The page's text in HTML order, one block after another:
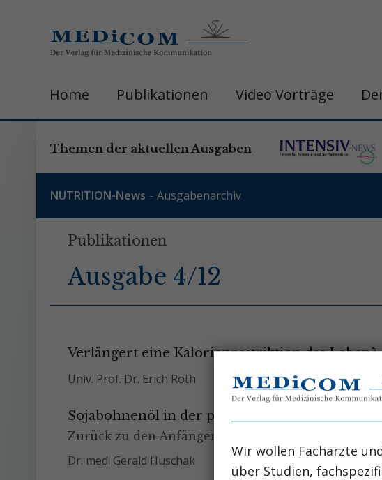
Home Publikationen Video Vorträge
Themen der aktuellen Ausgaben
NUTRITION-News Ausgabenarchiv
Publikationen
Ausgabe 4/12
Verlängert eine Kalorienrestriktion das Leben?
Univ. Prof. Dr. Erich Roth
Sojabohnenöl in der parenteralen Ernährung:
Zurück zu den Anfängen?
Dr. med. Gerald Huschak
Wir wollen Fachärzte
über Studien,